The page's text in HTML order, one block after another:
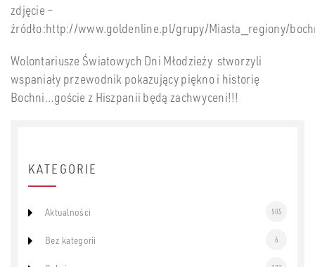
zdjęcie –
źródło:http://www.goldenline.pl/grupy/Miasta_regiony/
Wolontariusze Światowych Dni Młodzieży stworzyli
wspaniały przewodnik pokazujący piękno i historię
Bochni…goście z Hiszpanii będą zachwyceni!!!
KATEGORIE
Aktualności 505
Bez kategorii 6